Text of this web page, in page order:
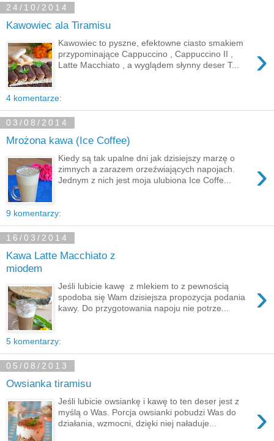
24/10/2014
Kawowiec ala Tiramisu
›
Kawowiec to pyszne, efektowne ciasto smakiem
przypominające Cappuccino , Cappuccino II ,
Latte Macchiato , a wyglądem słynny deser T...
4 komentarze:
03/08/2014
Mrożona kawa (Ice Coffee)
›
Kiedy są tak upalne dni jak dzisiejszy marzę o
zimnych a zarazem orzeźwiających napojach.
Jednym z nich jest moja ulubiona Ice Coffe...
9 komentarzy:
16/03/2014
Kawa Latte Macchiato z
miodem
›
Jeśli lubicie kawę z mlekiem to z pewnością
spodoba się Wam dzisiejsza propozycja podania
kawy. Do przygotowania napoju nie potrze...
5 komentarzy:
05/08/2013
Owsianka tiramisu
›
Jeśli lubicie owsiankę i kawę to ten deser jest z
myślą o Was. Porcja owsianki pobudzi Was do
działania, wzmocni, dzięki niej naładuje...